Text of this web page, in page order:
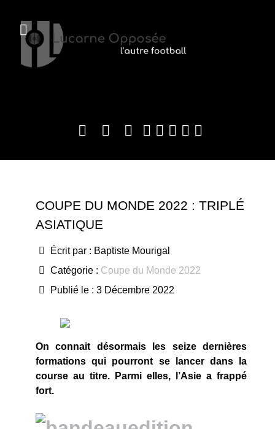
COUPE DU MONDE 2022 : TRIPLÉ
ASIATIQUE
Écrit par : Baptiste Mourigal
Catégorie : Coupe du Monde 2022
Publié le : 3 Décembre 2022
On connait désormais les seize dernières
formations qui pourront se lancer dans la
course au titre. Parmi elles, l’Asie a frappé
fort.